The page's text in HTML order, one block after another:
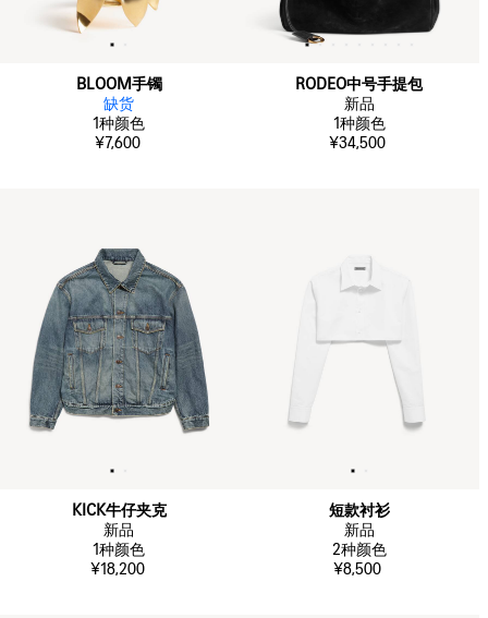
BLOOM手镯
缺货
1种颜色
¥7,600
RODEO中号手提包
新品
1种颜色
¥34,500
KICK牛仔夹克
新品
1种颜色
¥18,200
短款衬衫
新品
2种颜色
¥8,500